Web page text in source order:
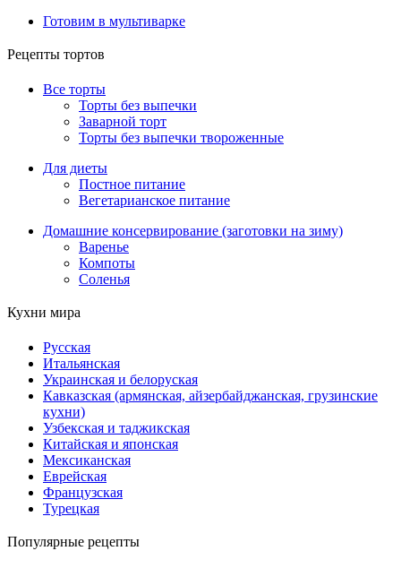
Готовим в мультиварке
Рецепты тортов
Все торты
Торты без выпечки
Заварной торт
Торты без выпечки твороженные
Для диеты
Постное питание
Вегетарианское питание
Домашние консервирование (заготовки на зиму)
Варенье
Компоты
Соленья
Кухни мира
Русская
Итальянская
Украинская и белоруская
Кавказская (армянская, айзербайджанская, грузинские
кухни)
Узбекская и таджикская
Китайская и японская
Мексиканская
Еврейская
Французская
Турецкая
Популярные рецепты